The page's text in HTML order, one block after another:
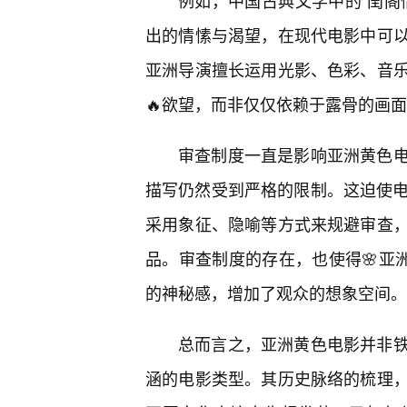
出的情愫与渴望，在现代电影中可
亚洲导演擅长运用光影、色彩、音
🔥欲望，而非仅仅依赖于露骨的画
审查制度一直是影响亚洲黄色
描写仍然受到严格的限制。这迫使
采用象征、隐喻等方式来规避审查
品。审查制度的存在，也使得🌸亚
的神秘感，增加了观众的想象空间。
总而言之，亚洲黄色电影并非
涵的电影类型。其历史脉络的梳理